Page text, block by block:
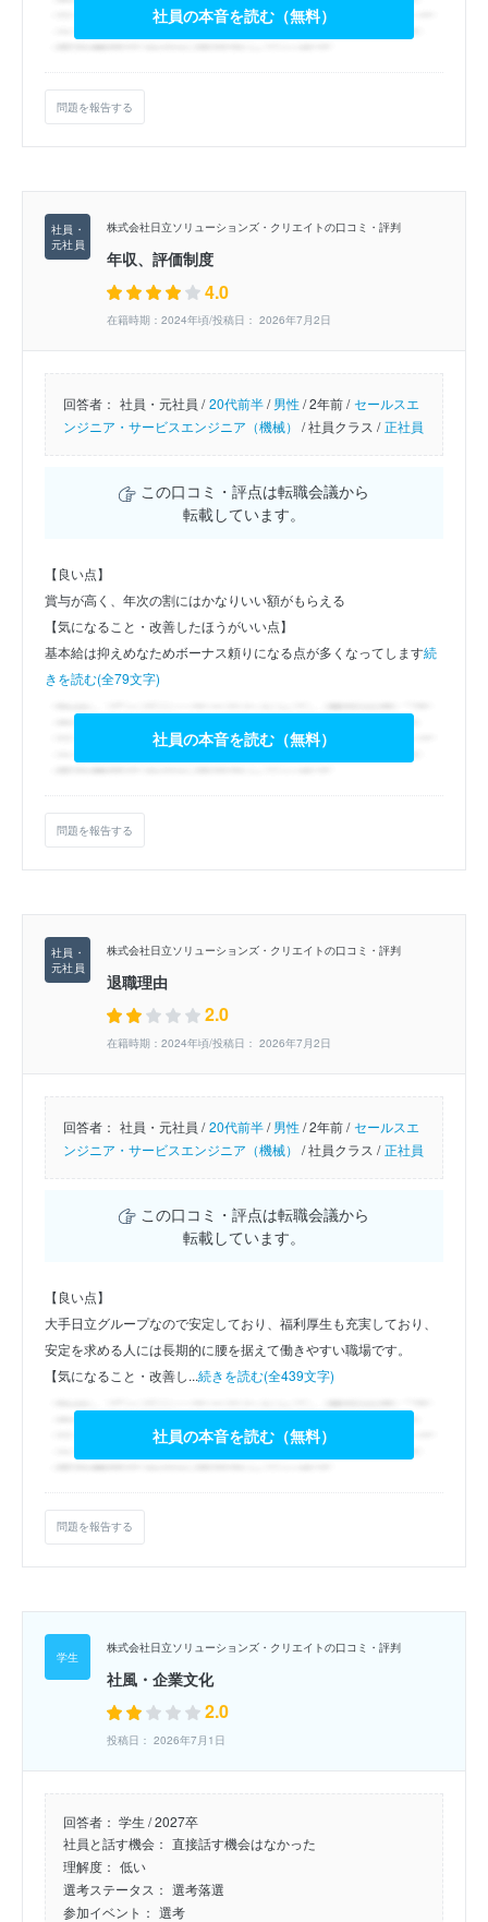
社員の本音を読む（無料）
問題を報告する
株式会社日立ソリューションズ・クリエイトの口コミ・評判
年収、評価制度
4.0
在籍時期：2024年頃/投稿日： 2026年7月2日
回答者： 社員・元社員 / 20代前半/男性/2年前 / セールスエ
ンジニア・サービスエンジニア（機械） /社員クラス / 正社員
この口コミ・評点は転職会議から
転載しています。
【良い点】
賞与が高く、年次の割にはかなりいい額がもらえる
【気になること・改善したほうがいい点】
基本給は抑えめなためボーナス頼りになる点が多くなってします続
きを読む(全79文字)
社員の本音を読む（無料）
問題を報告する
株式会社日立ソリューションズ・クリエイトの口コミ・評判
退職理由
2.0
在籍時期：2024年頃/投稿日： 2026年7月2日
回答者： 社員・元社員 / 20代前半/男性/2年前 / セールスエ
ンジニア・サービスエンジニア（機械） /社員クラス / 正社員
この口コミ・評点は転職会議から
転載しています。
【良い点】
大手日立グループなので安定しており、福利厚生も充実しており、
安定を求める人には長期的に腰を据えて働きやすい職場です。
【気になること・改善し...続きを読む(全439文字)
社員の本音を読む（無料）
問題を報告する
株式会社日立ソリューションズ・クリエイトの口コミ・評判
社風・企業文化
2.0
投稿日： 2026年7月1日
回答者： 学生 / 2027卒
社員と話す機会： 直接話す機会はなかった
理解度： 低い
選考ステータス： 選考落選
参加イベント： 選考